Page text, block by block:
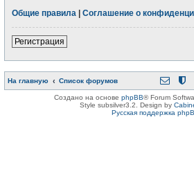
Общие правила
Соглашение о
Регистрация
На главную Список форумов
Создано на основе phpBB® Forum
Style subsilver3.2. Design by
Русская поддержка